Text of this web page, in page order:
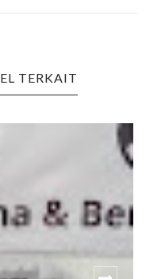
TERKAIT